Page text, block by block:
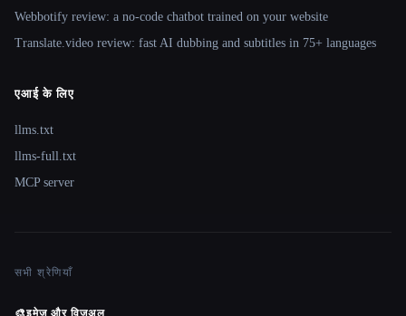
Webbotify review: a no-code chatbot trained on your website
Translate.video review: fast AI dubbing and subtitles in 75+ languages
एआई के लिए
llms.txt
llms-full.txt
MCP server
सभी श्रेणियाँ
🎨इमेज और विज़ुअल